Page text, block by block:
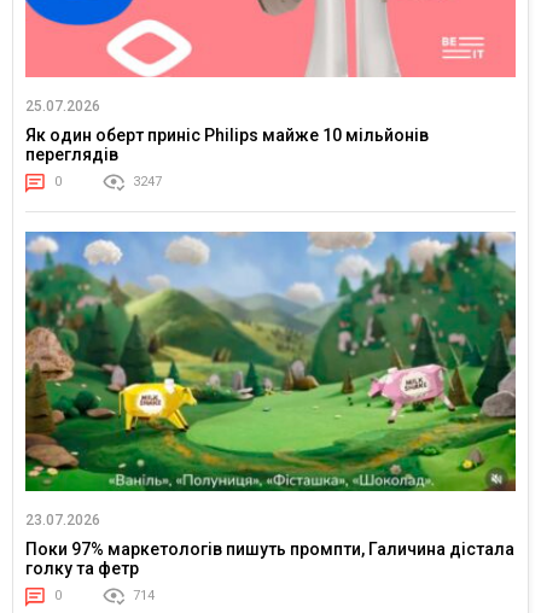
25.07.2026
Як один оберт приніс Philips майже 10 мільйонів
переглядів
0 3247
23.07.2026
Поки 97% маркетологів пишуть промпти, Галичина дістала
голку та фетр
0 714